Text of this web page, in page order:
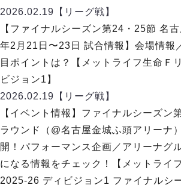
クラブ
チケット
メディア情報
フットサル日本代表
その他
順位表
戦績表
警告・退場・出場停止選手
個人ランキング｜ゴール
個人ランキング｜シュート
個人ランキング｜シュート成功率
個人ランキング｜第2PK
メットライフ生命Ｆ２リーグ
試合日程
メットライフ生命Ｆ１リーグ
エスポラーダ北海道
バルドラール浦安
フウガドールすみだ
しながわシティ
立川アスレティックFC
ペスカドーラ町田
湘南ベルマーレ
ボアルース長野
名古屋オーシャンズ
チケットを買う
アリーナ情報 ARENA
リーグ概要 ABOUT US
リーグ概要
日本フットサルリーグについて
過去の記録 ARCHIVE
2026.02.19 【リーグ戦】
【ファイナルシーズン第24・25節 名
年2月21日〜23日 試合情報】会場情報
目ポイントは？【メットライフ生命Ｆ
ビジョン1】
2026.02.19 【リーグ戦】
【イベント情報】ファイナルシーズン
ラウンド（@名古屋金城ふ頭アリーナ
開！パフォーマンス企画／アリーナグ
になる情報をチェック！【メットライ
2025-26 ディビジョン1 ファイナルシ